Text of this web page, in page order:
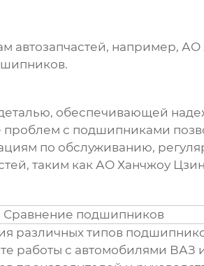
автозапчастей, например, АО
.
обеспечивающей
проблем с подшипниками
по обслуживанию,
таким как АО Ханчжоу
различных типов
работы с автомобилями